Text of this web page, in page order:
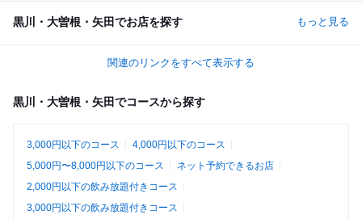
黒川・大曽根・矢田でお店を探す もっと見る
関連のリンクをすべて表示する
黒川・大曽根・矢田でコースから探す
3,000円以下のコース
4,000円以下のコース
5,000円〜8,000円以下のコース
ネット予約できるお店
2,000円以下の飲み放題付きコース
3,000円以下の飲み放題付きコース